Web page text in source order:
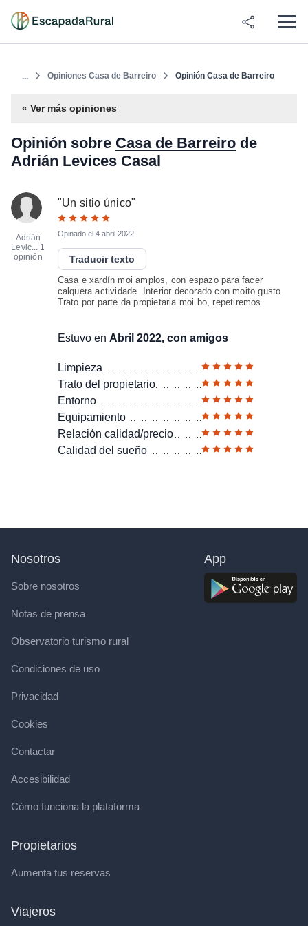
... Opiniones Casa de Barreiro Opinión Casa de Barreiro
« Ver más opiniones
Opinión sobre Casa de Barreiro de
Adrián Levices Casal
Adrián
Levic... 1
opinión
"Un sitio único"
Opinado el 4 abril 2022
Traducir texto
Casa e xardín moi amplos, con espazo para facer
calquera actividade. Interior decorado con moito gusto.
Trato por parte da propietaria moi bo, repetiremos.
Estuvo en Abril 2022, con amigos
Limpieza
Trato del propietario
Entorno
Equipamiento
Relación calidad/precio
Calidad del sueño
Nosotros
Sobre nosotros
Notas de prensa
Observatorio turismo rural
Condiciones de uso
Privacidad
Cookies
Contactar
Accesibilidad
Cómo funciona la plataforma
Propietarios
Aumenta tus reservas
Viajeros
App